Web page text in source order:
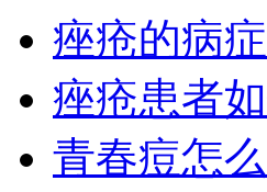
痤疮的病
痤疮患者
青春痘怎